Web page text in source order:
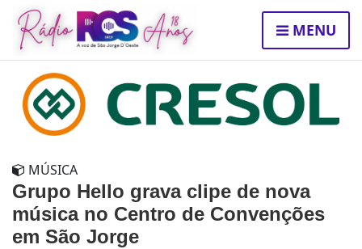
MENU
MÚSICA
Grupo Hello grava clipe de nova
música no Centro de Convenções
em São Jorge